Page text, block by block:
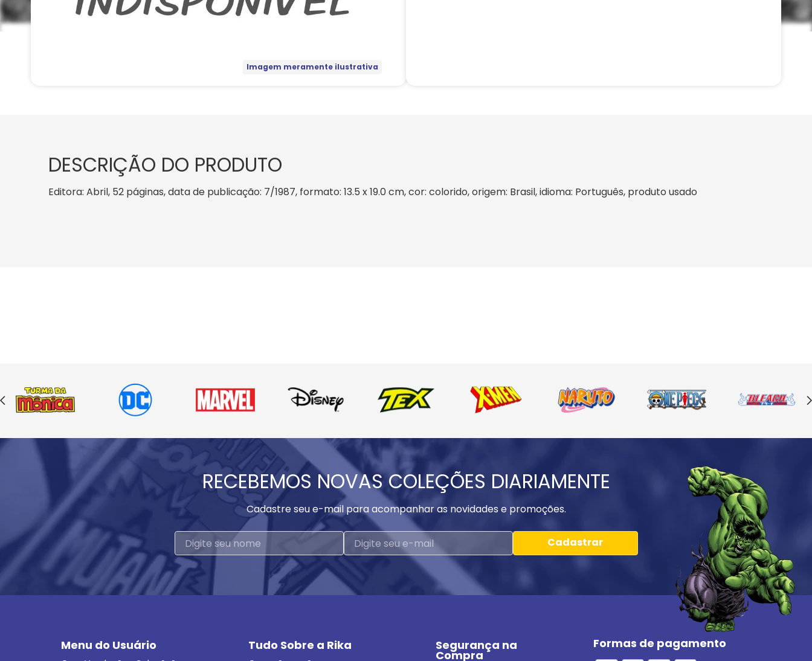
Imagem meramente ilustrativa
DESCRIÇÃO DO PRODUTO
Editora: Abril, 52 páginas, data de publicação: 7/1987, formato: 13.5 x 19.0 cm, cor: colorido, origem: Brasil, idioma: Português, produto usado
RECEBEMOS NOVAS COLEÇÕES DIARIAMENTE
Cadastre seu e-mail para acompanhar as novidades e promoções.
Cadastrar
Menu do Usuário Tudo Sobre a Rika Segurança na
Compra
Formas de pagamento